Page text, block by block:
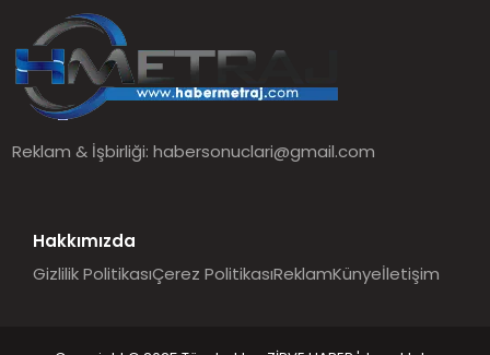
Reklam & İşbirliği:habersonuclari@gmail.com
Hakkımızda
Gizlilik PolitikasıÇerez PolitikasıReklamKünyeİletişim